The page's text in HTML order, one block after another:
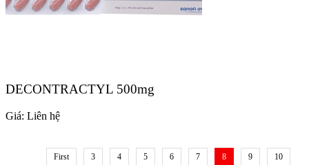
DECONTRACTYL 500mg
Giá: Liên hệ
First 3 4 5 6 7 8 9 10